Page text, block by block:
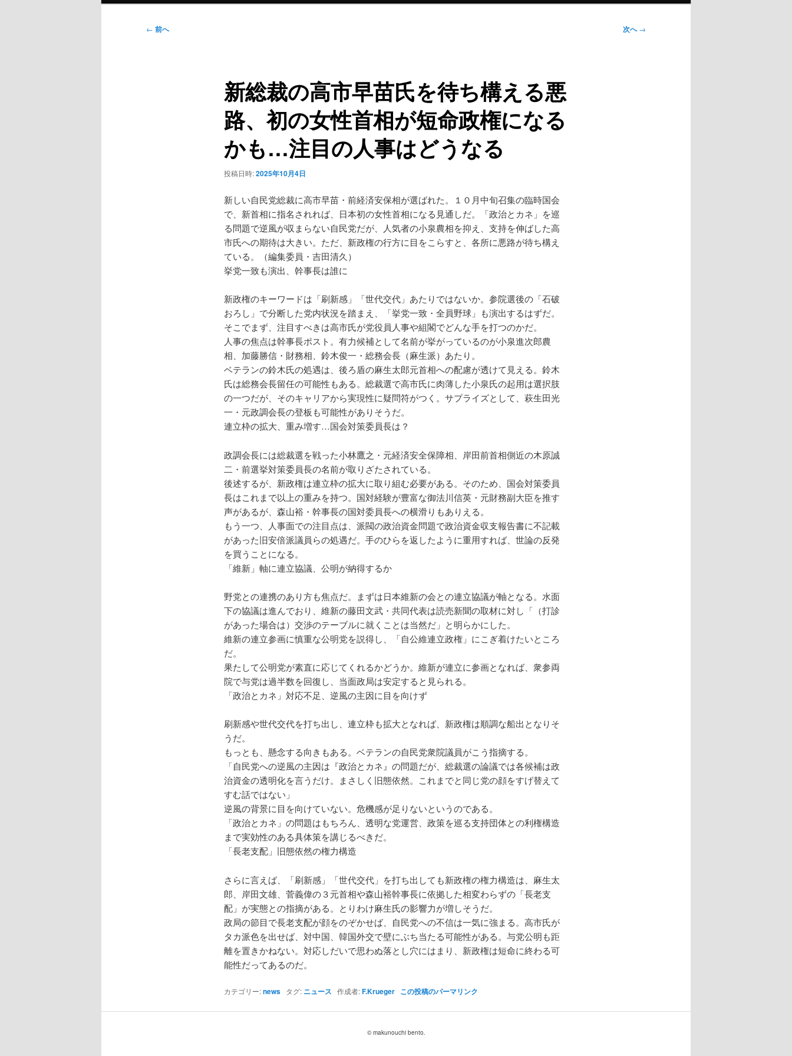
投
← 前へ 次へ→
新総裁の高市早苗氏を待ち構える悪
路、初の女性首相が短命政権になる
かも…注目の人事はどうなる
投稿日時:2025年10月4日
新しい自民党総裁に高市早苗・前経済安保相が選ばれた。１０月中旬召集の臨時国会
で、新首相に指名されれば、日本初の女性首相になる見通しだ。「政治とカネ」を巡
る問題で逆風が収まらない自民党だが、人気者の小泉農相を抑え、支持を伸ばした高
市氏への期待は大きい。ただ、新政権の行方に目をこらすと、各所に悪路が待ち構え
ている。（編集委員・吉田清久）
挙党一致も演出、幹事長は誰に
新政権のキーワードは「刷新感」「世代交代」あたりではないか。参院選後の「石破
おろし」で分断した党内状況を踏まえ、「挙党一致・全員野球」も演出するはずだ。
そこでまず、注目すべきは高市氏が党役員人事や組閣でどんな手を打つのかだ。
人事の焦点は幹事長ポスト。有力候補として名前が挙がっているのが小泉進次郎農
相、加藤勝信・財務相、鈴木俊一・総務会長（麻生派）あたり。
ベテランの鈴木氏の処遇は、後ろ盾の麻生太郎元首相への配慮が透けて見える。鈴木
氏は総務会長留任の可能性もある。総裁選で高市氏に肉薄した小泉氏の起用は選択肢
の一つだが、そのキャリアから実現性に疑問符がつく。サプライズとして、萩生田光
一・元政調会長の登板も可能性がありそうだ。
連立枠の拡大、重み増す…国会対策委員長は？
政調会長には総裁選を戦った小林鷹之・元経済安全保障相、岸田前首相側近の木原誠
二・前選挙対策委員長の名前が取りざたされている。
後述するが、新政権は連立枠の拡大に取り組む必要がある。そのため、国会対策委員
長はこれまで以上の重みを持つ。国対経験が豊富な御法川信英・元財務副大臣を推す
声があるが、森山裕・幹事長の国対委員長への横滑りもありえる。
もう一つ、人事面での注目点は、派閥の政治資金問題で政治資金収支報告書に不記載
があった旧安倍派議員らの処遇だ。手のひらを返したように重用すれば、世論の反発
を買うことになる。
「維新」軸に連立協議、公明が納得するか
野党との連携のあり方も焦点だ。まずは日本維新の会との連立協議が軸となる。水面
下の協議は進んでおり、維新の藤田文武・共同代表は読売新聞の取材に対し「（打診
があった場合は）交渉のテーブルに就くことは当然だ」と明らかにした。
維新の連立参画に慎重な公明党を説得し、「自公維連立政権」にこぎ着けたいところ
だ。
果たして公明党が素直に応じてくれるかどうか。維新が連立に参画となれば、衆参両
院で与党は過半数を回復し、当面政局は安定すると見られる。
「政治とカネ」対応不足、逆風の主因に目を向けず
刷新感や世代交代を打ち出し、連立枠も拡大となれば、新政権は順調な船出となりそ
うだ。
もっとも、懸念する向きもある。ベテランの自民党衆院議員がこう指摘する。
「自民党への逆風の主因は『政治とカネ』の問題だが、総裁選の論議では各候補は政
治資金の透明化を言うだけ。まさしく旧態依然。これまでと同じ党の顔をすげ替えて
すむ話ではない」
逆風の背景に目を向けていない。危機感が足りないというのである。
「政治とカネ」の問題はもちろん、透明な党運営、政策を巡る支持団体との利権構造
まで実効性のある具体策を講じるべきだ。
「長老支配」旧態依然の権力構造
さらに言えば、「刷新感」「世代交代」を打ち出しても新政権の権力構造は、麻生太
郎、岸田文雄、菅義偉の３元首相や森山裕幹事長に依拠した相変わらずの「長老支
配」が実態との指摘がある。とりわけ麻生氏の影響力が増しそうだ。
政局の節目で長老支配が顔をのぞかせば、自民党への不信は一気に強まる。高市氏が
タカ派色を出せば、対中国、韓国外交で壁にぶち当たる可能性がある。与党公明も距
離を置きかねない。対応しだいで思わぬ落とし穴にはまり、新政権は短命に終わる可
能性だってあるのだ。
カテゴリー:newsタグ: ニュース 作成者:F.Krueger この投稿のパーマリンク
© makunouchi bento.